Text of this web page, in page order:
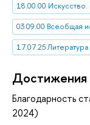
18.00.00
03.09.00 Всеобщая
17.07.25
Достижения
Благодарность
2024)